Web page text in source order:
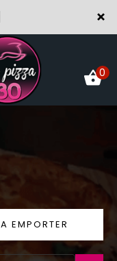
×
0
A EMPORTER